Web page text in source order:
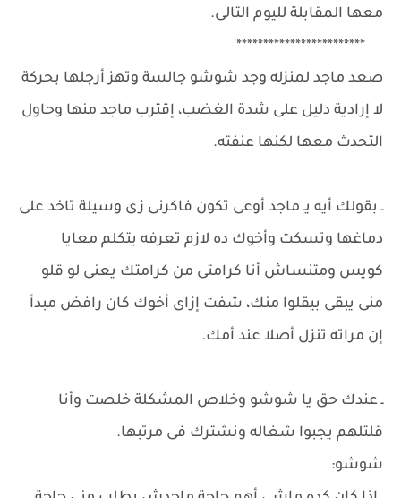
معها المقابلة لليوم التالى.
************************
صعد ماجد لمنزله وجد شوشو جالسة وتهز أرجلها بحركة
لا إرادية دليل على شدة الغضب، إقترب ماجد منها وحاول
التحدث معها لكنها عنفته.
ـ بقولك أيه يـ ماجد أوعى تكون فاكرنى زى وسيلة تاخد على
دماغها وتسكت وأخوك ده لازم تعرفه يتكلم معايا
كويس ومتنساش أنا كرامتى من كرامتك يعنى لو قلو
منى يبقى بيقلوا منك، شفت إزاى أخوك كان رافض مبدأ
إن مراته تنزل أصلا عند أمك.
ـ عندك حق يا شوشو وخلاص المشكلة خلصت وأنا
قلتلهم يجبوا شغاله ونشترك فى مرتبها.
شوشو: